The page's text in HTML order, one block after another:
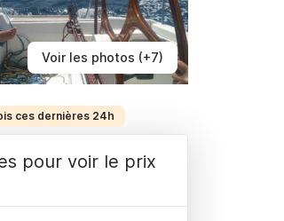
Voir les photos (+7)
ces dernières 24h
pour voir le prix